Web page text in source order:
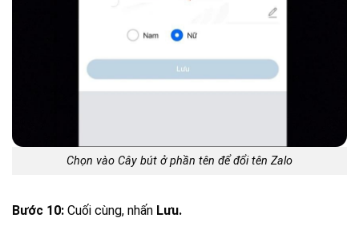
Chọn vào Cây bút ở phần tên để đổi tên Zalo
Bước 10: Cuối cùng, nhấn Lưu.